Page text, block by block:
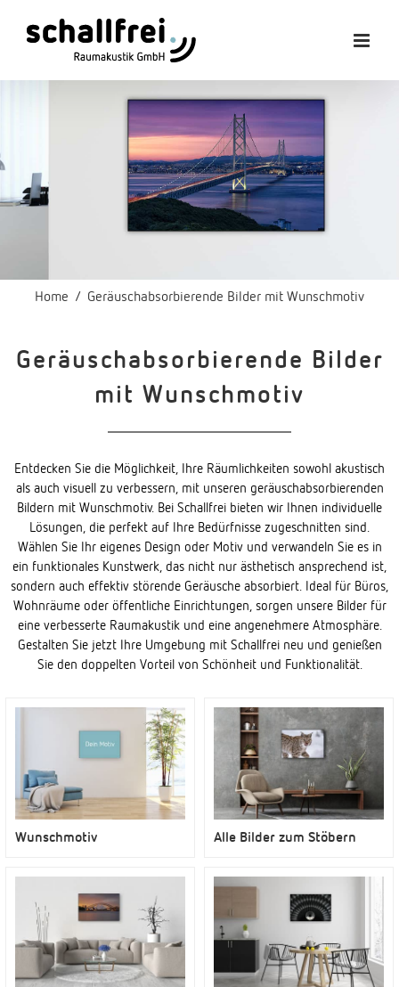
Inhalt
Home Geräuschabsorbierende Bilder mit Wunschmotiv
Geräuschabsorbierende Bilder
mit Wunschmotiv
Entdecken Sie die Möglichkeit, Ihre Räumlichkeiten sowohl akustisch
als auch visuell zu verbessern, mit unseren geräuschabsorbierenden
Bildern mit Wunschmotiv. Bei Schallfrei bieten wir Ihnen individuelle
Lösungen, die perfekt auf Ihre Bedürfnisse zugeschnitten sind.
Wählen Sie Ihr eigenes Design oder Motiv und verwandeln Sie es in
ein funktionales Kunstwerk, das nicht nur ästhetisch ansprechend ist,
sondern auch effektiv störende Geräusche absorbiert. Ideal für Büros,
Wohnräume oder öffentliche Einrichtungen, sorgen unsere Bilder für
eine verbesserte Raumakustik und eine angenehmere Atmosphäre.
Gestalten Sie jetzt Ihre Umgebung mit Schallfrei neu und genießen
Sie den doppelten Vorteil von Schönheit und Funktionalität.
Wunschmotiv Alle Bilder zum Stöbern